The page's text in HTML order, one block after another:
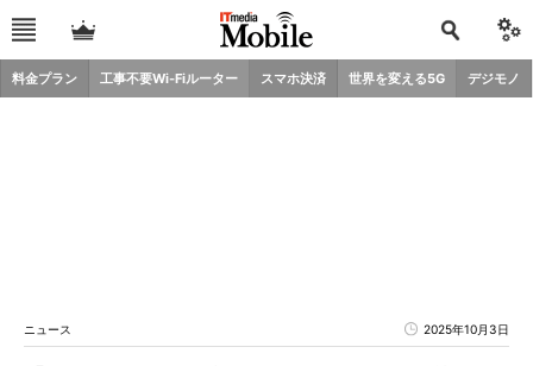
料金プラン 工事不要Wi-Fiルーター スマホ決済 世界を変える5G デジモノ
ニュース 2025年10月3日